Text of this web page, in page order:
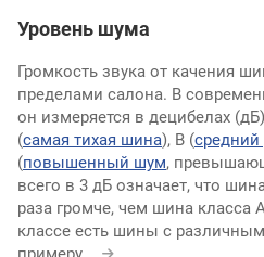
Уровень шума
Громкость звука от качения
пределами салона. В
он измеряется в децибелах
(самая тихая шина), B (средний
(повышенный шум,
всего в 3 дБ означает, что
раза громче, чем шина класса
классе есть шины с